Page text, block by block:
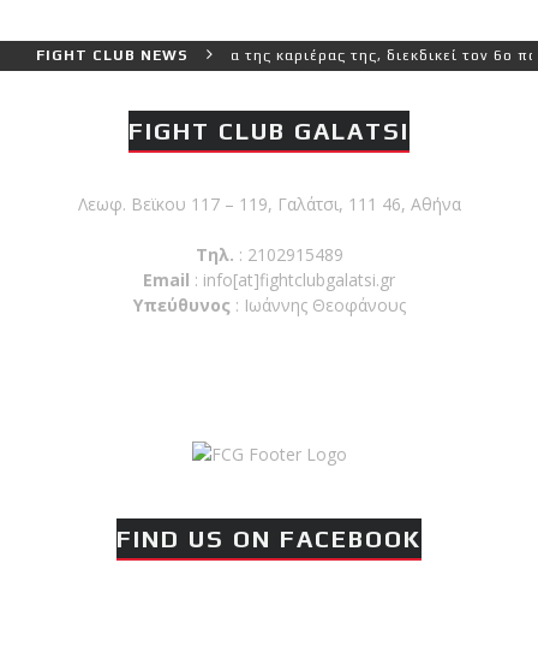
FIGHT CLUB NEWS
και πιο δύσκολο αγώνα της καριέρας της, διεκδικεί τον 6ο
FIGHT CLUB GALATSI
Λεωφ. Βεϊκου 117 – 119, Γαλάτσι, 111 46, Αθήνα
Τηλ. : 2102915489
Email : info[at]fightclubgalatsi.gr
Υπεύθυνος : Ιωάννης Θεοφάνους
FIND US ON FACEBOOK